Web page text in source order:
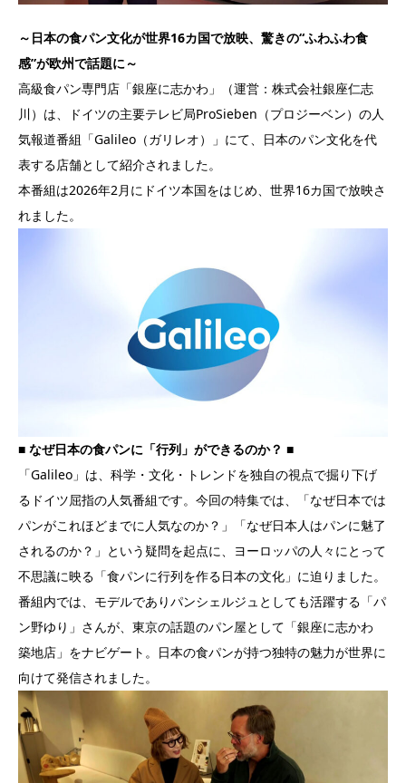
～日本の食パン文化が世界16カ国で放映、驚きの“ふわふわ食
感”が欧州で話題に～
高級食パン専門店「銀座に志かわ」（運営：株式会社銀座仁志
川）は、ドイツの主要テレビ局ProSieben（プロジーベン）の人
気報道番組「Galileo（ガリレオ）」にて、日本のパン文化を代
表する店舗として紹介されました。
本番組は2026年2月にドイツ本国をはじめ、世界16カ国で放映さ
れました。
■ なぜ日本の食パンに「行列」ができるのか？ ■
「Galileo」は、科学・文化・トレンドを独自の視点で掘り下げ
るドイツ屈指の人気番組です。今回の特集では、「なぜ日本では
パンがこれほどまでに人気なのか？」「なぜ日本人はパンに魅了
されるのか？」という疑問を起点に、ヨーロッパの人々にとって
不思議に映る「食パンに行列を作る日本の文化」に迫りました。
番組内では、モデルでありパンシェルジュとしても活躍する「パ
ン野ゆり」さんが、東京の話題のパン屋として「銀座に志かわ
築地店」をナビゲート。日本の食パンが持つ独特の魅力が世界に
向けて発信されました。